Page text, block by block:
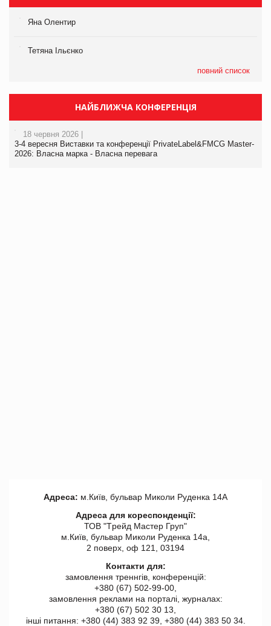
Яна Олентир
Тетяна Ільєнко
повний список
НАЙБЛИЖЧА КОНФЕРЕНЦІЯ
18 червня 2026 |
3-4 вересня Виставки та конференції PrivateLabel&FMCG Master-
2026: Власна марка - Власна перевага
Адреса: м.Київ, бульвар Миколи Руденка 14А
Адреса для кореспонденції:
ТОВ "Tрейд Мастер Груп"
м.Київ, бульвар Миколи Руденка 14а,
2 поверх, оф 121, 03194
Контакти для:
замовлення треннгів, конференцій:
+380 (67) 502-99-00,
замовлення реклами на порталі, журналах:
+380 (67) 502 30 13,
інші питання: +380 (44) 383 92 39, +380 (44) 383 50 34.